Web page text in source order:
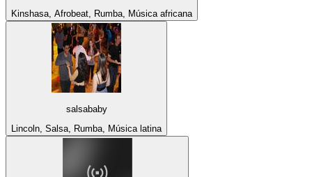
Kinshasa, Afrobeat, Rumba, Música africana
salsababy
Lincoln, Salsa, Rumba, Música latina